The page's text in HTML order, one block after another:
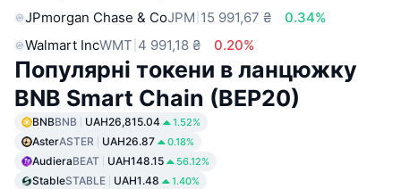
JPmorgan Chase & CoJPM 15 991,67 ₴
0.34%
Walmart IncWMT 4 991,18 ₴ 0.20%
Популярні токени в ланцюжку
BNB Smart Chain (BEP20)
BNBBNB UAH26,815.04 1.52%
AsterASTER UAH26.87 0.18%
AudieraBEAT UAH148.15 56.12%
StableSTABLE UAH1.48 1.40%